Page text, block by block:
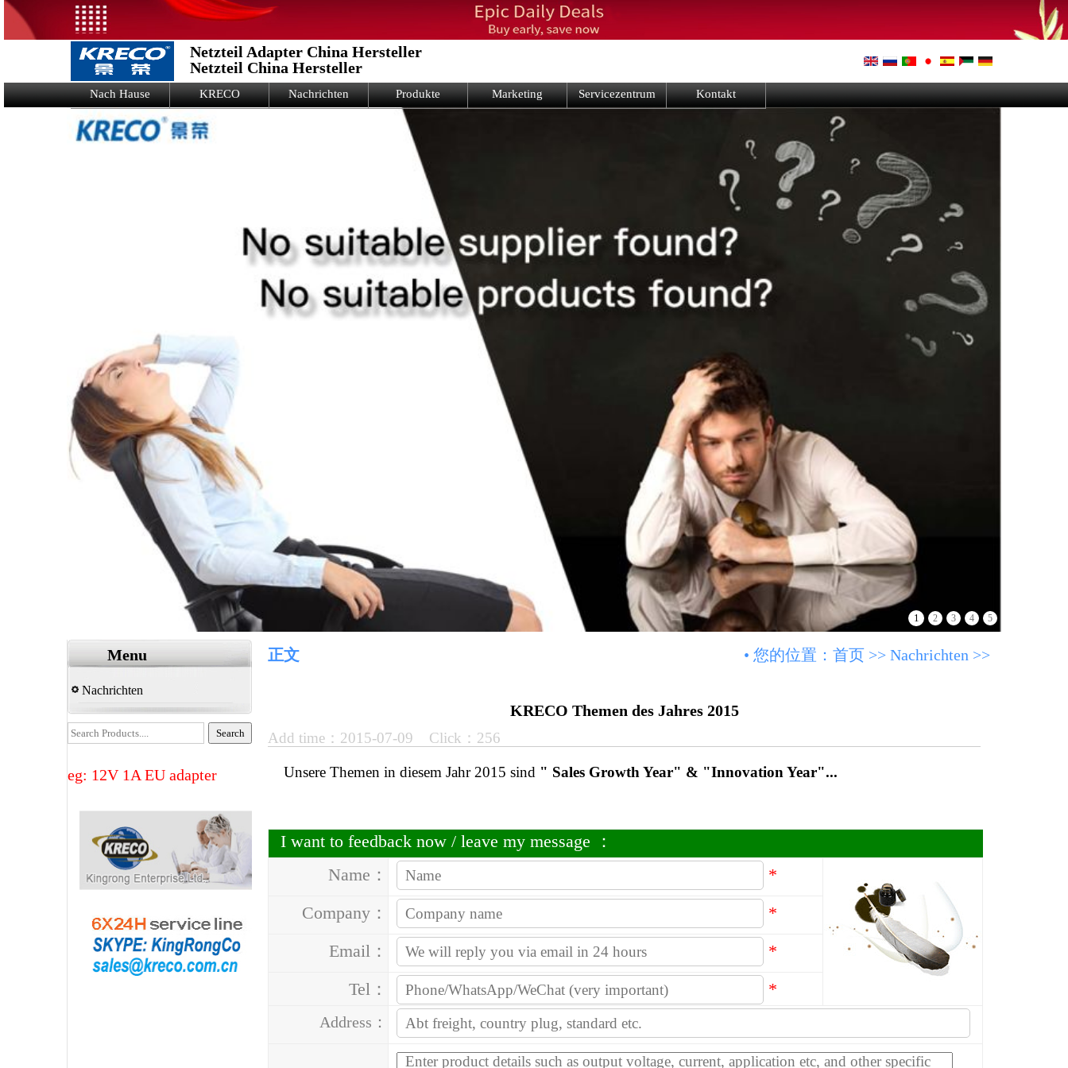
Logo Picture
Netzteil Adapter China Hersteller
Netzteil China Hersteller
Nach Hause KRECO Nachrichten Produkte Marketing Servicezentrum Kontakt
1 2 3 4 5
Menu
Nachrichten
eg: 12V 1A EU adapter
正文 • 您的位置： 首页 >> Nachrichten >>
KRECO Themen des Jahres 2015
Add time：2015-07-09 Click：256
Unsere Themen in diesem Jahr 2015 sind " Sales Growth Year" & "Innovation Year"...
I want to feedback now / leave my message ：
Name：
*
Company：
*
Email：
*
Tel：
*
Address：